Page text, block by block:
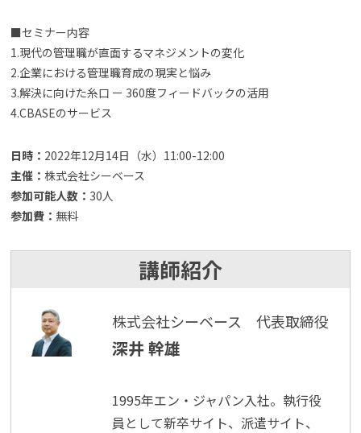
■セミナー内容
1.現代の管理職が直⾯するマネジメントの変化
2.企業における管理職育成の現実と悩み
3.解決に向けた⽷⼝ ー 360度フィードバックの活⽤
4.CBASEのサービス
日時： 2022年12月14日（水）11:00-12:00
主催： 株式会社シーベース
参加可能人数： 30人
参加費： 無料
講師紹介
株式会社シーベース 代表取締役
深井 幹雄
1995年エン・ジャパン入社。執行役
員として新卒サイト、派遣サイト、